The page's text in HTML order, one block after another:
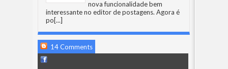
nova funcionalidade bem
interessante no editor de postagens. Agora é
po[...]
14 Comments